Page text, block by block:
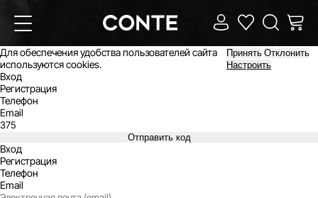
Для обеспечения удобства пользователей сайта
используются cookies.
Принять Отклонить
Настроить
Вход
Регистрация
Телефон
Email
Отправить код
Вход
Регистрация
Телефон
Email